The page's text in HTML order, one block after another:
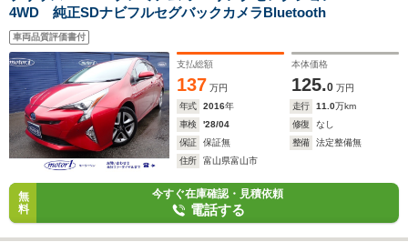
4WD 純正SDナビフルセグバックカメラBluetooth
車両品質評価書付
支払総額
137 万円
本体価格
125.0 万円
年式
2016年 走行 11.0万km
車検
'28/04 修復
なし
保証
保証無 整備
法定整備無
住所
富山県富山市
無
料
今すぐ在庫確認・見積依頼
電話する